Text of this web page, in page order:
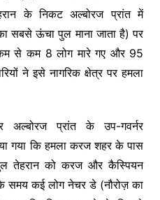
के निकट अल्बोरज प्रांत में
सबसे ऊंचा पुल माना जाता है) पर
कम से कम 8 लोग मारे गए और 95
ने इसे नागरिक क्षेत्र पर हमला
अल्बोरज प्रांत के उप-गवर्नर
गया कि हमला करज शहर के पास
तेहरान को करज और कैस्पियन
कई लोग नेचर डे (नौरोज़ का